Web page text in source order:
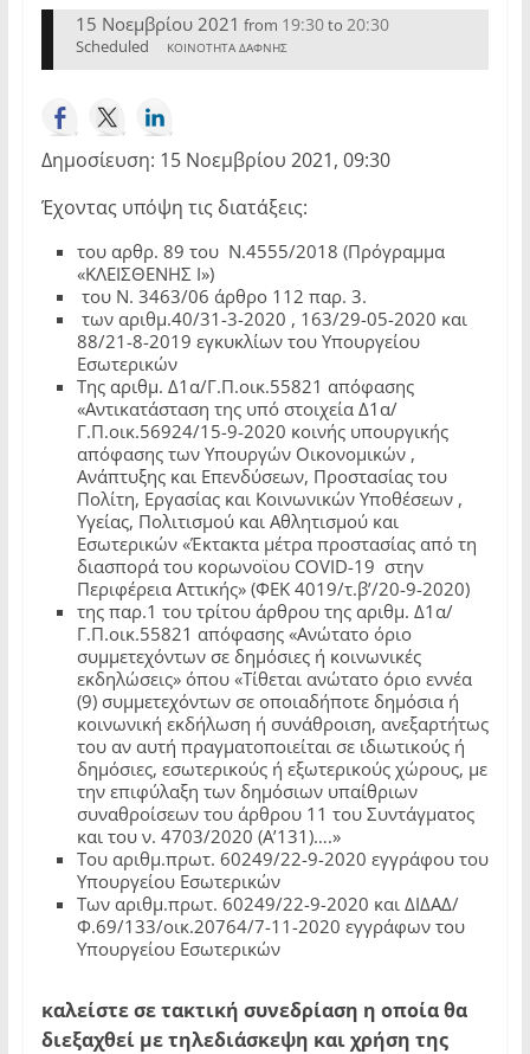
15 Νοεμβρίου 2021 from 19:30to 20:30
Scheduled ΚΟΙΝΟΤΗΤΑ ΔΑΦΝΗΣ
Δημοσίευση: 15 Νοεμβρίου 2021, 09:30
Έχοντας υπόψη τις διατάξεις:
του αρθρ. 89 του Ν.4555/2018 (Πρόγραμμα
«ΚΛΕΙΣΘΕΝΗΣ Ι»)
του Ν. 3463/06 άρθρο 112 παρ. 3.
των αριθμ.40/31-3-2020 , 163/29-05-2020 και
88/21-8-2019 εγκυκλίων του Υπουργείου
Εσωτερικών
Της αριθμ. Δ1α/Γ.Π.οικ.55821 απόφασης
«Αντικατάσταση της υπό στοιχεία Δ1α/
Γ.Π.οικ.56924/15-9-2020 κοινής υπουργικής
απόφασης των Υπουργών Οικονομικών ,
Ανάπτυξης και Επενδύσεων, Προστασίας του
Πολίτη, Εργασίας και Κοινωνικών Υποθέσεων ,
Υγείας, Πολιτισμού και Αθλητισμού και
Εσωτερικών «Έκτακτα μέτρα προστασίας από τη
διασπορά του κορωνοϊου COVID-19 στην
Περιφέρεια Αττικής» (ΦΕΚ 4019/τ.β’/20-9-2020)
της παρ.1 του τρίτου άρθρου της αριθμ. Δ1α/
Γ.Π.οικ.55821 απόφασης «Ανώτατο όριο
συμμετεχόντων σε δημόσιες ή κοινωνικές
εκδηλώσεις» όπου «Τίθεται ανώτατο όριο εννέα
(9) συμμετεχόντων σε οποιαδήποτε δημόσια ή
κοινωνική εκδήλωση ή συνάθροιση, ανεξαρτήτως
του αν αυτή πραγματοποιείται σε ιδιωτικούς ή
δημόσιες, εσωτερικούς ή εξωτερικούς χώρους, με
την επιφύλαξη των δημόσιων υπαίθριων
συναθροίσεων του άρθρου 11 του Συντάγματος
και του ν. 4703/2020 (Α’131)….»
Του αριθμ.πρωτ. 60249/22-9-2020 εγγράφου του
Υπουργείου Εσωτερικών
Των αριθμ.πρωτ. 60249/22-9-2020 και ΔΙΔΑΔ/
Φ.69/133/οικ.20764/7-11-2020 εγγράφων του
Υπουργείου Εσωτερικών
καλείστε σε τακτική συνεδρίαση η οποία θα
διεξαχθεί με τηλεδιάσκεψη και χρήση της